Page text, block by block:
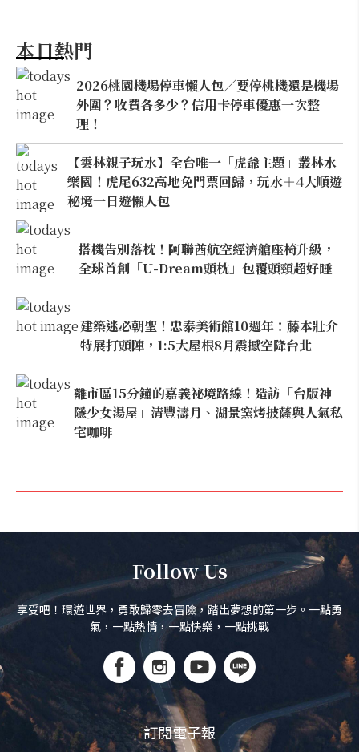
本日熱門
2026桃園機場停車懶人包／要停桃機還是機場
外圍？收費各多少？信用卡停車優惠一次整
理！
【雲林親子玩水】全台唯一「虎爺主題」叢林水
樂園！虎尾632高地免門票回歸，玩水＋4大順遊
秘境一日遊懶人包
搭機告別落枕！阿聯酋航空經濟艙座椅升級，
全球首創「U-Dream頭枕」包覆頭頸超好睡
建築迷必朝聖！忠泰美術館10週年：藤本壯介
特展打頭陣，1:5大屋根8月震撼空降台北
離市區15分鐘的嘉義祕境路線！造訪「台版神
隱少女湯屋」清豐濤月、湖景窯烤披薩與人氣私
宅咖啡
Follow Us
享受吧！環遊世界，勇敢歸零去冒險，踏出夢想的第一步。一點勇
氣，一點熱情，一點快樂，一點挑戰
訂閱電子報